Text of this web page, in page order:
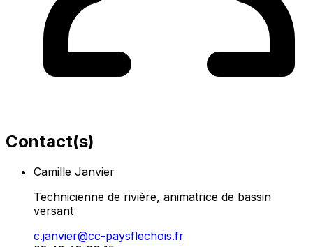
Contact(s)
Camille Janvier
Technicienne de rivière, animatrice de bassin
versant
c.janvier@cc-paysflechois.fr